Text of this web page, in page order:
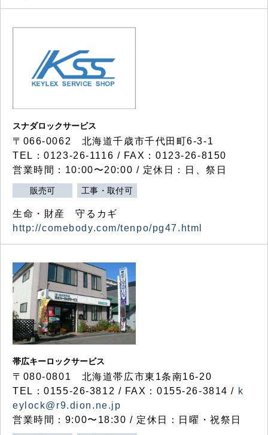
スナダロックサービス
〒066-0062 北海道千歳市千代田町6-3-1
TEL：0123-26-1116 / FAX：0123-26-8150
営業時間：10:00〜20:00 / 定休日：日、祭日
販売可 工事・取付可
生命・財産 守るカギ
http://comebody.com/tenpo/pg47.html
帯広キーロックサービス
〒080-0801 北海道帯広市東1条南16-20
TEL：0155-26-3812 / FAX：0155-26-3814 / k
eylock@r9.dion.ne.jp
営業時間：9:00〜18:30 / 定休日：日曜・祝祭日